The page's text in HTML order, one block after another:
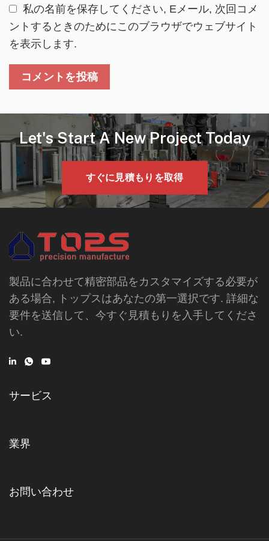
私の名前を保存してください, Eメール, 次回コメ
ントするときのためにこのブラウザでウェブサイト
を表示します.
Let's Start A New Project Today
すぐに見積もりを取得
製品に合わせて精密部品をカスタマイズする必要が
ある場合, トップスはあなたの第一選択です. 詳細な
要件を送信して、今すぐ見積もりを入手してくださ
い.
サービス
業界
お問い合わせ